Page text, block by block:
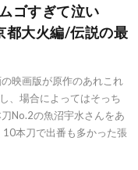
ゴすぎて泣い
大火編/伝説の最
映画版が原作のあれこれ
、場合によってはそっち
No.2の魚沼宇水さんをあ
本刀で出番も多かった張